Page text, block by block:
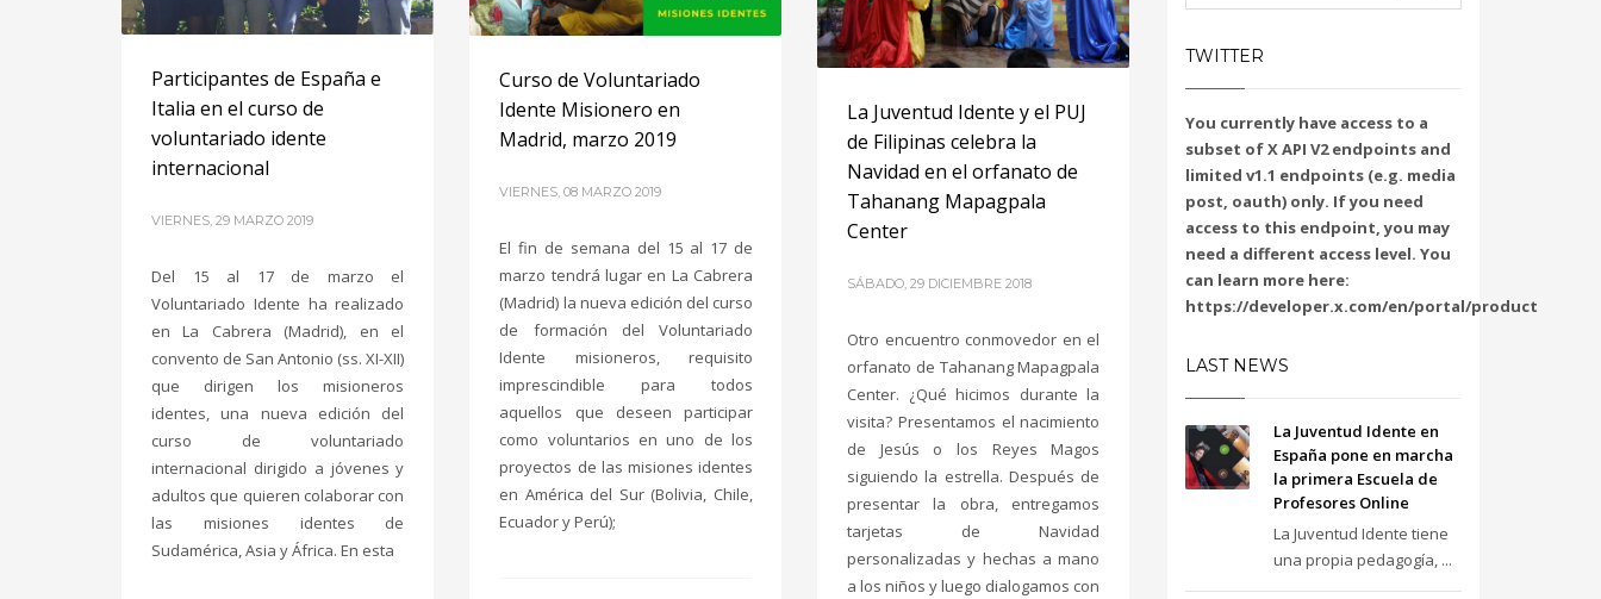
Participantes de España e
Italia en el curso de
voluntariado idente
internacional
VIERNES, 29 MARZO 2019
Del 15 al 17 de marzo el
Voluntariado Idente ha realizado
en La Cabrera (Madrid), en el
convento de San Antonio (ss. XI-XII)
que dirigen los misioneros
identes, una nueva edición del
curso de voluntariado
internacional dirigido a jóvenes y
adultos que quieren colaborar con
las misiones identes de
Sudamérica, Asia y África. En esta
Curso de Voluntariado
Idente Misionero en
Madrid, marzo 2019
VIERNES, 08 MARZO 2019
El fin de semana del 15 al 17 de
marzo tendrá lugar en La Cabrera
(Madrid) la nueva edición del curso
de formación del Voluntariado
Idente misioneros, requisito
imprescindible para todos
aquellos que deseen participar
como voluntarios en uno de los
proyectos de las misiones identes
en América del Sur (Bolivia, Chile,
Ecuador y Perú);
La Juventud Idente y el PUJ
de Filipinas celebra la
Navidad en el orfanato de
Tahanang Mapagpala
Center
SÁBADO, 29 DICIEMBRE 2018
Otro encuentro conmovedor en el
orfanato de Tahanang Mapagpala
Center. ¿Qué hicimos durante la
visita? Presentamos el nacimiento
de Jesús o los Reyes Magos
siguiendo la estrella. Después de
presentar la obra, entregamos
tarjetas de Navidad
personalizadas y hechas a mano
a los niños y luego dialogamos con
TWITTER
You currently have access to a
subset of X API V2 endpoints and
limited v1.1 endpoints (e.g. media
post, oauth) only. If you need
access to this endpoint, you may
need a different access level. You
can learn more here:
https://developer.x.com/en/portal/product
LAST NEWS
La Juventud Idente en
España pone en marcha
la primera Escuela de
Profesores Online
La Juventud Idente tiene
una propia pedagogía, ...